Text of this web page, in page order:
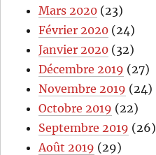
Mars 2020 (23)
Février 2020 (24)
Janvier 2020 (32)
Décembre 2019 (27)
Novembre 2019 (24)
Octobre 2019 (22)
Septembre 2019 (26)
Août 2019 (29)